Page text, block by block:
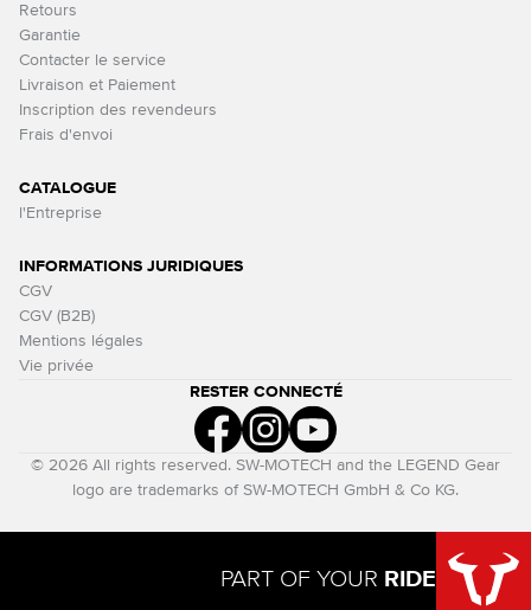
Retours
Garantie
Contacter le service
Livraison et Paiement
Inscription des revendeurs
Frais d'envoi
CATALOGUE
l'Entreprise
INFORMATIONS JURIDIQUES
CGV
CGV (B2B)
Mentions légales
Vie privée
RESTER CONNECTÉ
© 2026 All rights reserved. SW-MOTECH and the LEGEND Gear
logo are trademarks of SW-MOTECH GmbH & Co KG.
PART OF YOUR RIDE